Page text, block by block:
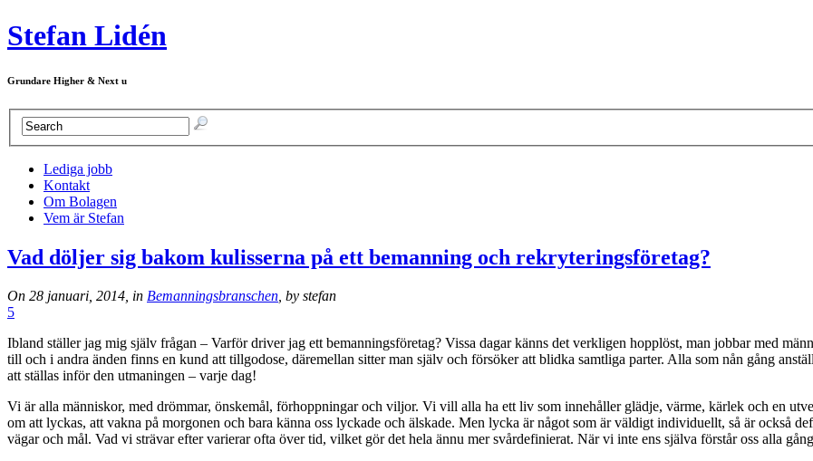
Stefan Lidén
Grundare Higher & Next u
Lediga jobb
Kontakt
Om Bolagen
Vem är Stefan
Vad döljer sig bakom kulisserna på ett bemanning och rekryteringsföretag?
On 28 januari, 2014, in Bemanningsbranschen , by stefan
5
Ibland ställer jag mig själv frågan – Varför driver jag ett bemanningsföretag? Vissa dagar känns det verkligen hopplöst, man jobbar med
till och i andra änden finns en kund att tillgodose, däremellan sitter man själv och försöker att blidka samtliga parter. Alla som nån gång
att ställas inför den utmaningen – varje dag!
Vi är alla människor, med drömmar, önskemål, förhoppningar och viljor. Vi vill alla ha ett liv som innehåller glädje, värme, kärlek och en
om att lyckas, att vakna på morgonen och bara känna oss lyckade och älskade. Men lycka är något som är väldigt individuellt, så är också
vägar och mål. Vad vi strävar efter varierar ofta över tid, vilket gör det hela ännu mer svårdefinierat. När vi inte ens själva förstår oss alla